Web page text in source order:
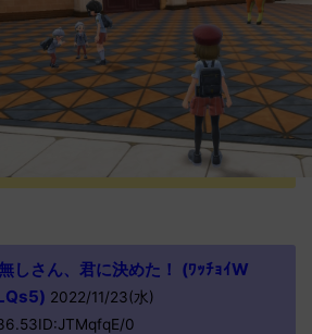
しさん、君に決めた！ (ﾜｯﾁｮｲW
2022/11/23(水)
0